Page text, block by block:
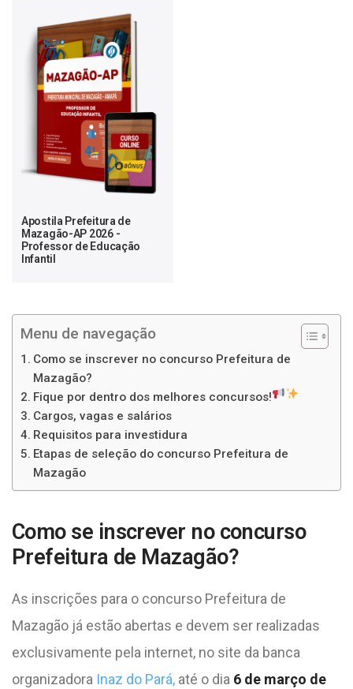
Apostila Prefeitura de
Mazagão-AP 2026 -
Professor de Educação
Infantil
Menu de navegação
Como se inscrever no concurso Prefeitura de
Mazagão?
Fique por dentro dos melhores concursos!
Cargos, vagas e salários
Requisitos para investidura
Etapas de seleção do concurso Prefeitura de
Mazagão
Como se inscrever no concurso
Prefeitura de Mazagão?
As inscrições para o concurso Prefeitura de
Mazagão já estão abertas e devem ser realizadas
exclusivamente pela internet, no site da banca
organizadora Inaz do Pará, até o dia 6 de março de